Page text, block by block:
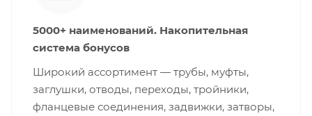
5000+ наименований. Накопительная
система бонусов
Широкий ассортимент — трубы, муфты,
заглушки, отводы, переходы, тройники,
фланцевые соединения, задвижки, затворы,